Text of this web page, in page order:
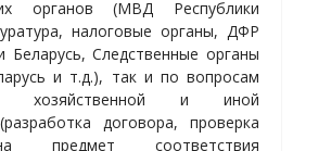
органов (МВД Республики
налоговые органы, ДФР
Беларусь, Следственные органы
и т.д.), так и по вопросам
хозяйственной и иной
договора, проверка
предмет соответствия